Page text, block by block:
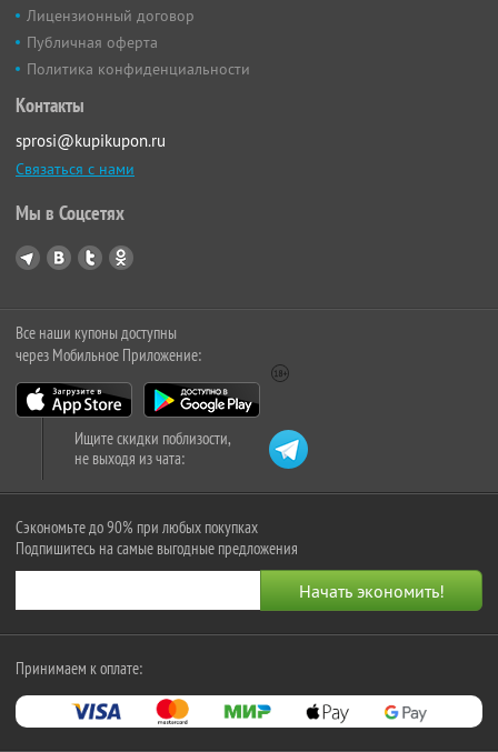
Лицензионный договор
Публичная оферта
Политика конфиденциальности
Контакты
sprosi@kupikupon.ru
Связаться с нами
Мы в Соцсетях
Все наши купоны доступны
через Мобильное Приложение:
Ищите скидки поблизости,
не выходя из чата:
Сэкономьте до 90% при любых покупках
Подпишитесь на самые выгодные предложения
Принимаем к оплате: